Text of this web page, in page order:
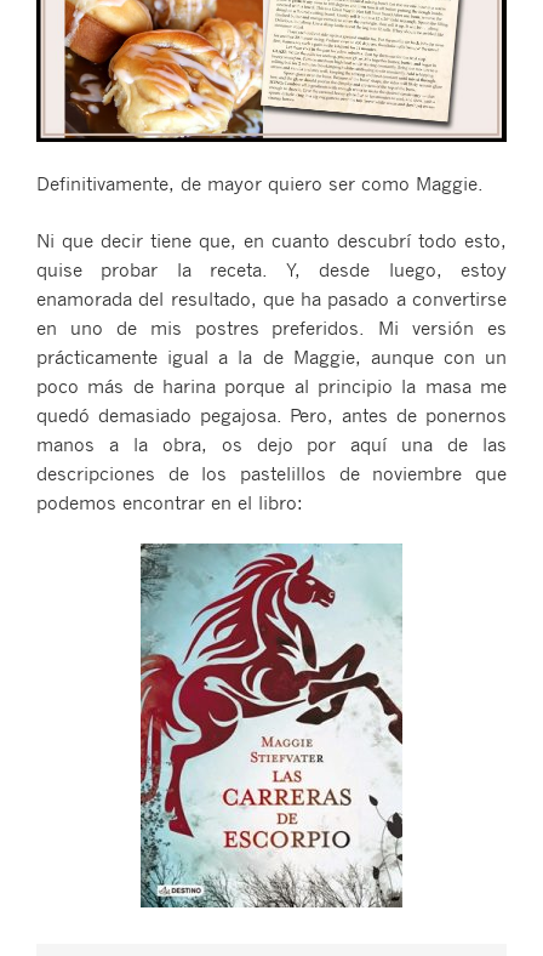
Definitivamente, de mayor quiero ser como Maggie.
Ni que decir tiene que, en cuanto descubrí todo esto,
quise probar la receta. Y, desde luego, estoy
enamorada del resultado, que ha pasado a convertirse
en uno de mis postres preferidos. Mi versión es
prácticamente igual a la de Maggie, aunque con un
poco más de harina porque al principio la masa me
quedó demasiado pegajosa. Pero, antes de ponernos
manos a la obra, os dejo por aquí una de las
descripciones de los pastelillos de noviembre que
podemos encontrar en el libro: